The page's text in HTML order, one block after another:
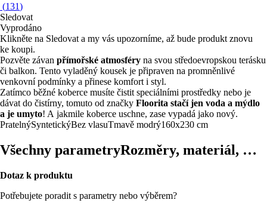
(131)
Sledovat
Vyprodáno
Klikněte na Sledovat a my vás upozorníme, až bude produkt znovu
ke koupi.
Pozvěte závan přímořské atmosféry na svou středoevropskou terásku
či balkon. Tento vyladěný kousek je připraven na promněnlivé
venkovní podmínky a přinese komfort i styl.
Zatímco běžné koberce musíte čistit speciálními prostředky nebo je
dávat do čistírny, tomuto od značky Floorita stačí jen voda a mýdlo
a je umyto! A jakmile koberce uschne, zase vypadá jako nový.
PratelnýSyntetickýBez vlasuTmavě modrý160x230 cm
Všechny parametryRozměry, materiál, …
Dotaz k produktu
Potřebujete poradit s parametry nebo výběrem?